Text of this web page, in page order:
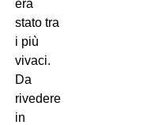
era
stato tra
i più
vivaci.
Da
rivedere
in